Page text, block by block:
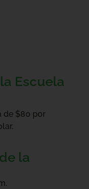
Escuela
de $80 por
la